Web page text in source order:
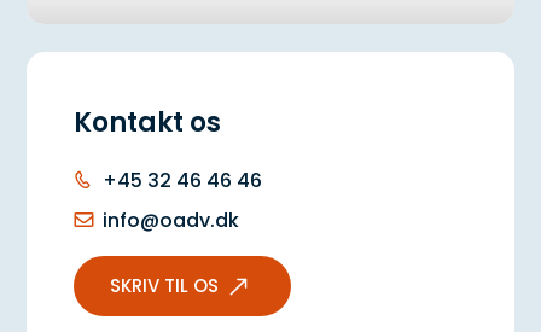
Kontakt os
+45 32 46 46 46
info@oadv.dk
SKRIV TIL OS